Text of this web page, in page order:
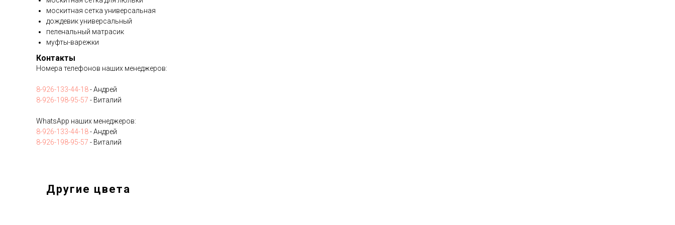
москитная сетка универсальная
дождевик универсальный
пеленальный матрасик
муфты-варежки
Контакты
Номера телефонов наших менеджеров:
8-926-133-44-18- Андрей
8-926-198-95-57 - Виталий
WhatsApp наших менеджеров:
8-926-133-44-18- Андрей
8-926-198-95-57 - Виталий
Другие цвета